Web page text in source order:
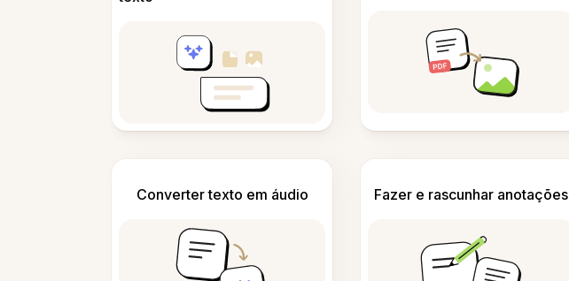
Converter texto em áudio Fazer e rascunhar anotações